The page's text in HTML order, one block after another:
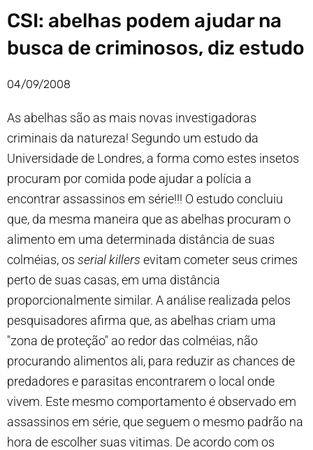
CSI: abelhas podem ajudar na
busca de criminosos, diz estudo
04/09/2008
As abelhas são as mais novas investigadoras
criminais da natureza! Segundo um estudo da
Universidade de Londres, a forma como estes insetos
procuram por comida pode ajudar a polícia a
encontrar assassinos em série!!! O estudo concluiu
que, da mesma maneira que as abelhas procuram o
alimento em uma determinada distância de suas
colméias, os serial killers evitam cometer seus crimes
perto de suas casas, em uma distância
proporcionalmente similar. A análise realizada pelos
pesquisadores afirma que, as abelhas criam uma
"zona de proteção" ao redor das colméias, não
procurando alimentos ali, para reduzir as chances de
predadores e parasitas encontrarem o local onde
vivem. Este mesmo comportamento é observado em
assassinos em série, que seguem o mesmo padrão na
hora de escolher suas vitimas. De acordo com os